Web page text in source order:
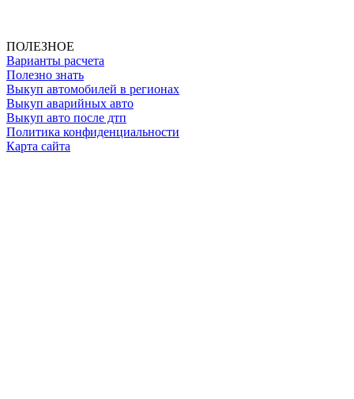
ПОЛЕЗНОЕ
Варианты расчета
Полезно знать
Выкуп автомобилей в регионах
Выкуп аварийных авто
Выкуп авто после дтп
Политика конфиденциальности
Карта сайта